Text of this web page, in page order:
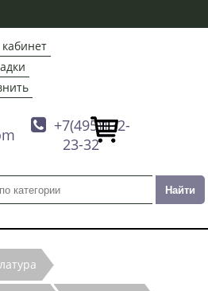
 +7(495)132-
23-32